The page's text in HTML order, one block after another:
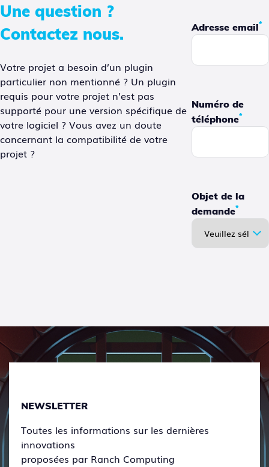
Une question ?
Contactez nous.
Votre projet a besoin d’un plugin
particulier non mentionné ? Un plugin
requis pour votre projet n’est pas
supporté pour une version spécifique de
votre logiciel ? Vous avez un doute
concernant la compatibilité de votre
projet ?
Adresse email*
Numéro de
téléphone*
Objet de la
demande*
NEWSLETTER
Toutes les informations sur les dernières
innovations
proposées par Ranch Computing